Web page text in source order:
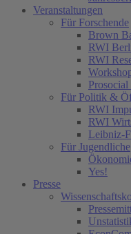
Veranstaltungen
Für Forschende
Brown
RWI
RWI
Für Politik &
RWI
RWI
Leibniz-
Für Jugendliche
Yes!
Presse